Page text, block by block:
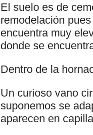
El suelo es de
remodelación
encuentra muy
donde se
Dentro de la
Un curioso vano
suponemos se
aparecen en